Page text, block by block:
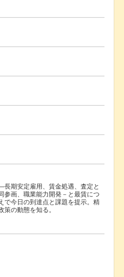
期安定雇用、賃金処遇、査定と
参画、職業能力開発－と最賃につ
で今日の到達点と課題を提示。精
の動態を知る。